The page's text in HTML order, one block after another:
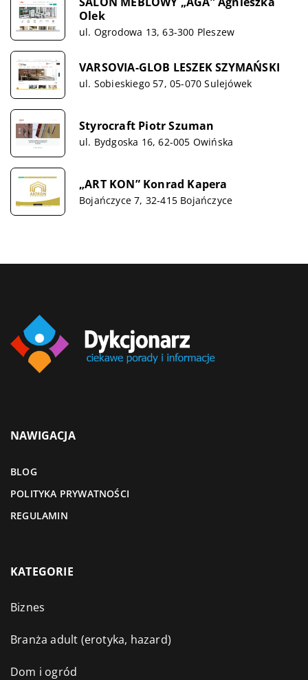
Olek
ul. Ogrodowa 13, 63-300 Pleszew
VARSOVIA-GLOB LESZEK SZYMAŃSKI
ul. Sobieskiego 57, 05-070 Sulejówek
Styrocraft Piotr Szuman
ul. Bydgoska 16, 62-005 Owińska
„ART KON” Konrad Kapera
Bojańczyce 7, 32-415 Bojańczyce
NAWIGACJA
BLOG
POLITYKA PRYWATNOŚCI
REGULAMIN
KATEGORIE
Biznes
Branża adult (erotyka, hazard)
Dom i ogród